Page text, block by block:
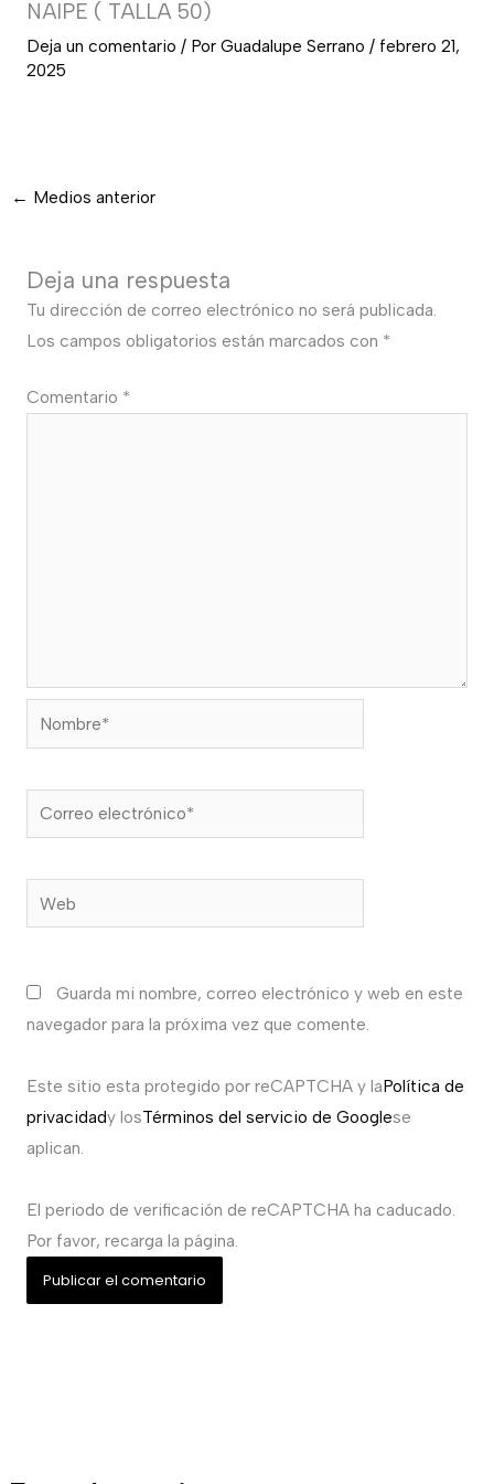
NAIPE ( TALLA 50)
Deja un comentario / Por Guadalupe Serrano / febrero 21,
2025
← Medios anterior
Deja una respuesta
Tu dirección de correo electrónico no será publicada.
Los campos obligatorios están marcados con *
Comentario *
Nombre*
Correo
electrónico*
Web
Guarda mi nombre, correo electrónico y web en este
navegador para la próxima vez que comente.
Este sitio esta protegido por reCAPTCHA y laPolítica de
privacidady losTérminos del servicio de Googlese
aplican.
El periodo de verificación de reCAPTCHA ha caducado.
Por favor, recarga la página.